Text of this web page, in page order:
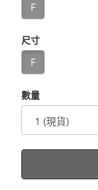
F
尺寸
F
數量